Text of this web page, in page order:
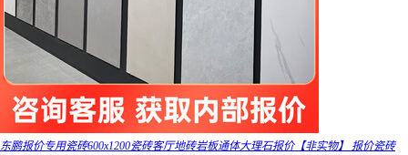
东鹏报价专用瓷砖600x1200瓷砖客厅地砖岩板通体大理石报价【非实物】 报价瓷砖